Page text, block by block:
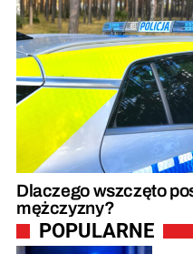
Dlaczego wszczęto
mężczyzny?
POPULARNE